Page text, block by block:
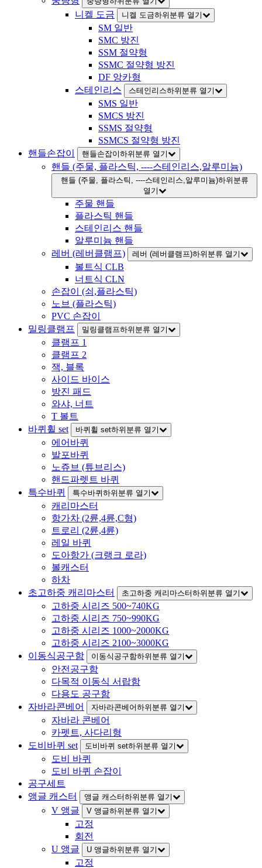
니켈 도금 니켈 도금하위분류 열기
SM 일반
SMC 방진
SSM 절약형
SSMC 절약형 방진
DF 앙카형
스테인리스
스테인리스하위분류 열기
SMS 일반
SMCS 방진
SSMS 절약형
SSMCS 절약형 방진
핸들손잡이
핸들손잡이하위분류 열기
핸들 (주물, 플라스틱, ----스테인리스,알루미늄)
핸들 (주물, 플라스틱, ----스테인리스,알루미늄)하위분류
열기
주물 핸들
플라스틱 핸들
스테인리스 핸들
알루미늄 핸들
레버 (레버클램프)
레버 (레버클램프)하위분류 열기
볼트식 CLB
너트식 CLN
손잡이 (쇠,플라스틱)
노브 (플라스틱)
PVC 손잡이
밀링클램프
밀링클램프하위분류 열기
클램프 1
클램프 2
잭, 블록
사이드 바이스
방진 패드
와샤, 너트
T 볼트
바퀴휠 set
바퀴휠 set하위분류 열기
에어바퀴
발포바퀴
노쥬브 (튜브리스)
핸드파렛트 바퀴
특수바퀴
특수바퀴하위분류 열기
캐리마스터
항가차 (2륜,4륜,C형)
트로리 (2륜,4륜)
레일 바퀴
도아항가 (크랭크 로라)
볼캐스터
하차
초고하중 캐리마스터
초고하중 캐리마스터하위분류 열기
고하중 시리즈 500~740KG
고하중 시리즈 750~990KG
고하중 시리즈 1000~2000KG
고하중 시리즈 2100~3000KG
이동식공구함
이동식공구함하위분류 열기
안전공구함
다목적 이동식 서랍함
다용도 공구함
자바라콘베어
자바라콘베어하위분류 열기
자바라 콘베어
카펫트, 사다리형
도비바퀴 set
도비바퀴 set하위분류 열기
도비 바퀴
도비 바퀴 손잡이
공구세트
앵글 캐스터
앵글 캐스터하위분류 열기
V 앵글 V 앵글하위분류 열기
고정
회전
U 앵글
U 앵글하위분류 열기
고정